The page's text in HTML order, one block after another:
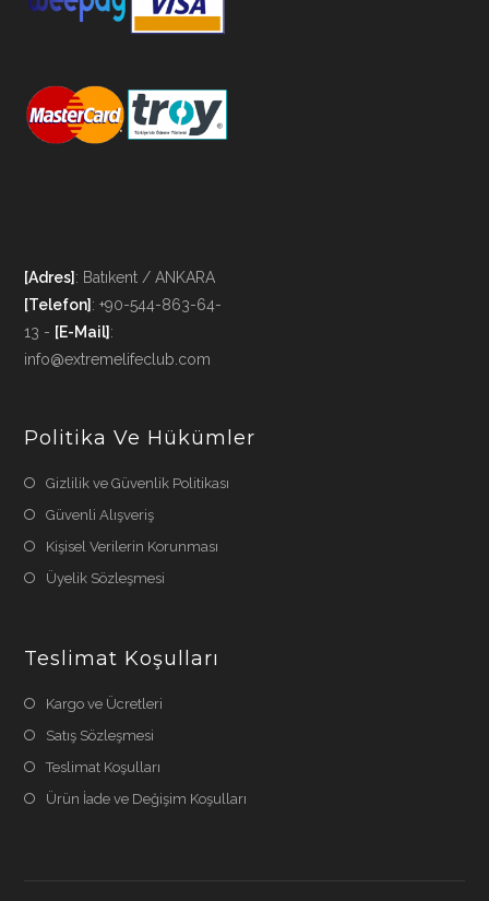
[Adres] : Batıkent / ANKARA
[Telefon] : +90-544-863-64-
13 - [E-Mail] :
info@extremelifeclub.com
Politika Ve Hükümler
Gizlilik ve Güvenlik Politikası
Güvenli Alışveriş
Kişisel Verilerin Korunması
Üyelik Sözleşmesi
Teslimat Koşulları
Kargo ve Ücretleri
Satış Sözleşmesi
Teslimat Koşulları
Ürün İade ve Değişim Koşulları